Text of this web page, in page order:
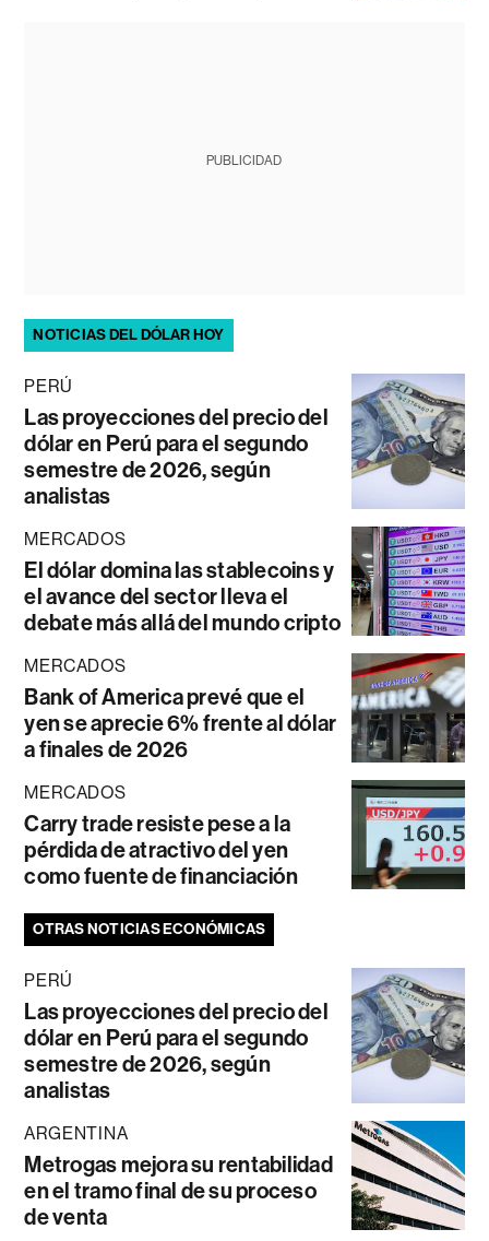
PUBLICIDAD
NOTICIAS DEL DÓLAR HOY
PERÚ
Las proyecciones del precio del
dólar en Perú para el segundo
semestre de 2026, según
analistas
MERCADOS
El dólar domina las stablecoins y
el avance del sector lleva el
debate más allá del mundo cripto
MERCADOS
Bank of America prevé que el
yen se aprecie 6% frente al dólar
a finales de 2026
MERCADOS
Carry trade resiste pese a la
pérdida de atractivo del yen
como fuente de financiación
OTRAS NOTICIAS ECONÓMICAS
PERÚ
Las proyecciones del precio del
dólar en Perú para el segundo
semestre de 2026, según
analistas
ARGENTINA
Metrogas mejora su rentabilidad
en el tramo final de su proceso
de venta